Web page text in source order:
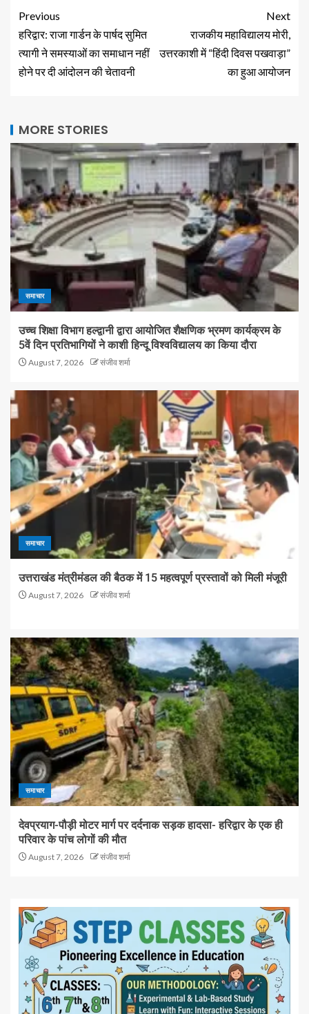
Previous
हरिद्वार: राजा गार्डन के पार्षद सुमित
त्यागी ने समस्याओं का समाधान नहीं
होने पर दी आंदोलन की चेतावनी
Next
राजकीय महाविद्यालय मोरी,
उत्तरकाशी में “हिंदी दिवस पखवाड़ा”
का हुआ आयोजन
MORE STORIES
समाचार
उच्च शिक्षा विभाग हल्द्वानी द्वारा आयोजित शैक्षणिक भ्रमण कार्यक्रम के
5वें दिन प्रतिभागियों ने काशी हिन्दू विश्वविद्यालय का किया दौरा
August 7, 2026 संजीव शर्मा
समाचार
उत्तराखंड मंत्रीमंडल की बैठक में 15 महत्वपूर्ण प्रस्तावों को मिली मंजूरी
August 7, 2026 संजीव शर्मा
समाचार
देवप्रयाग-पौड़ी मोटर मार्ग पर दर्दनाक सड़क हादसा- हरिद्वार के एक ही
परिवार के पांच लोगों की मौत
August 7, 2026 संजीव शर्मा